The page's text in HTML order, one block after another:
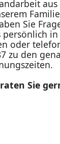
aus
Sie
persönlich
oder
zu den
Sie